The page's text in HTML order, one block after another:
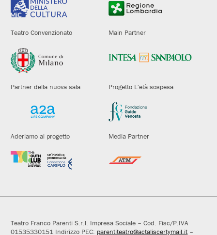
Teatro Convenzionato Main Partner
Partner della nuova sala Progetto L'età sospesa
Aderiamo al progetto Media Partner
Teatro Franco Parenti S.r.l. Impresa Sociale – Cod. Fisc/P.IVA
01535330151 Indirizzo PEC: parentiteatro@actaliscertymail.it–